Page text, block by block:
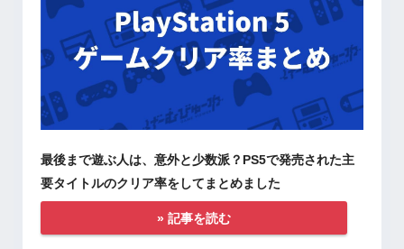
最後まで遊ぶ人は、意外と少数派？PS5で発売された主
要タイトルのクリア率をしてまとめました
» 記事を読む